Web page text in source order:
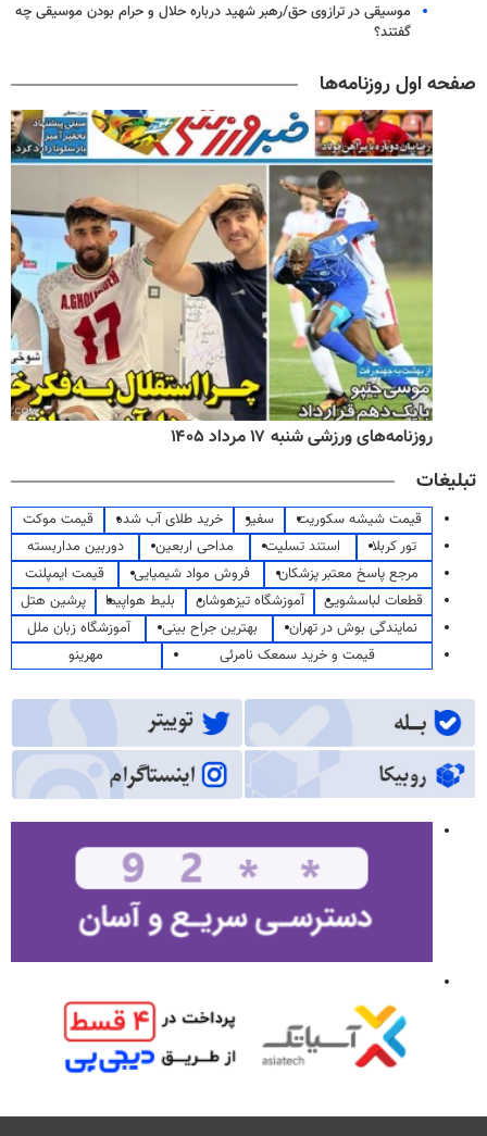
موسیقی در ترازوی حق/رهبر شهید درباره حلال و حرام بودن موسیقی چه
گفتند؟
صفحه اول روزنامه‌ها
روزنامه‌های ورزشی شنبه ۱۷ مرداد ۱۴۰۵
تبلیغات
قیمت شیشه سکوریت سفیر خرید طلای آب شده
قیمت موکت
تور کربلا
استند تسلیت مداحی اربعین
دوربین مداربسته
مرجع پاسخ معتبر پزشکان
فروش مواد شیمیایی
قیمت ایمپلنت
قطعات لباسشویی
آموزشگاه تیزهوشان بلیط هواپیما
پرشین هتل
نمایندگی بوش در تهران
بهترین جراح بینی
آموزشگاه زبان ملل
قیمت و خرید سمعک نامرئی
مهرینو